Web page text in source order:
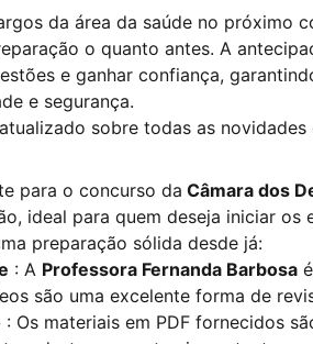
da área da saúde no próximo
o quanto antes. A
e ganhar confiança,
e segurança.
sobre todas as novidades
para o concurso da Câmara dos
ideal para quem deseja iniciar
preparação sólida desde já:
: A Professora Fernanda Barbosa
são uma excelente forma de
: Os materiais em PDF fornecidos